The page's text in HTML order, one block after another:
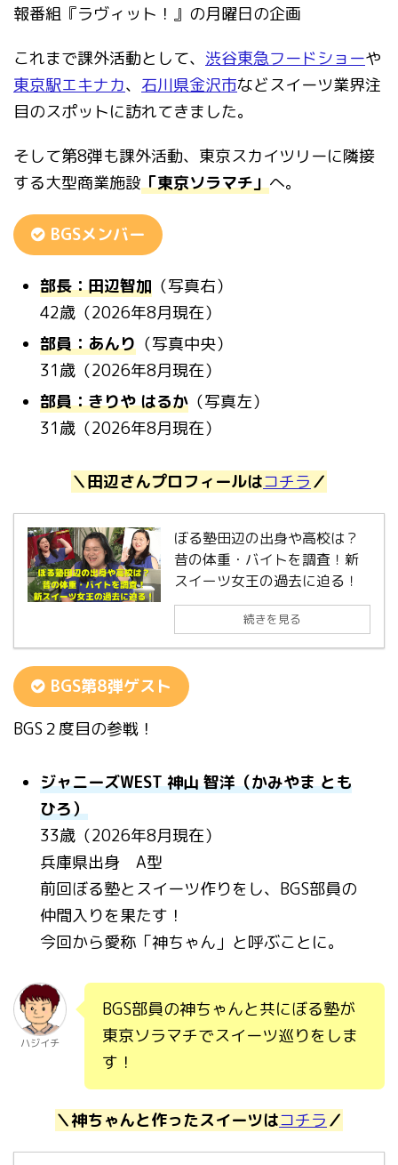
報番組『ラヴィット！』の月曜日の企画
これまで課外活動として、 渋谷東急フードショーや
東京駅エキナカ、 石川県金沢市などスイーツ業界注
目のスポットに訪れてきました。
そして第8弾も課外活動、東京スカイツリーに隣接
する大型商業施設「東京ソラマチ」へ。
BGSメンバー
部長：田辺智加 （写真右）
42歳（2026年8月現在）
部員：あんり （写真中央）
31歳（2026年8月現在）
部員：きりや はるか （写真左）
31歳（2026年8月現在）
＼田辺さんプロフィールはコチラ ／
ぼる塾田辺の出身や高校は？
昔の体重・バイトを調査！新
スイーツ女王の過去に迫る！
続きを見る
BGS第8弾ゲスト
BGS２度目の参戦！
ジャニーズWEST 神山 智洋（かみやま とも
ひろ）
33歳（2026年8月現在）
兵庫県出身 A型
前回ぼる塾とスイーツ作りをし、BGS部員の
仲間入りを果たす！
今回から愛称「神ちゃん」と呼ぶことに。
ハジイチ
BGS部員の神ちゃんと共にぼる塾が
東京ソラマチでスイーツ巡りをしま
す！
＼神ちゃんと作ったスイーツはコチラ ／